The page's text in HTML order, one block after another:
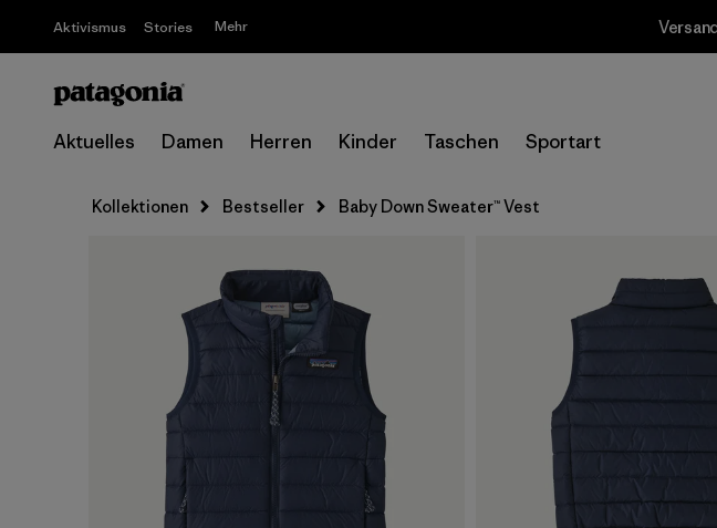
Aktivismus Stories Mehr
Aktuelles Damen Herren Kinder Taschen Sportart
Kollektionen Bestseller Baby Down Sweater™ Vest